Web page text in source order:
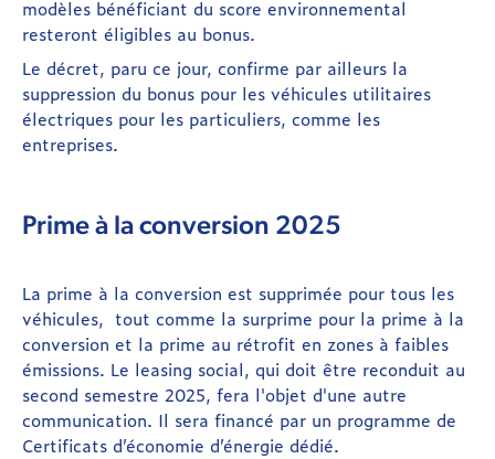
modèles bénéficiant du score environnemental
resteront éligibles au bonus.
Le décret, paru ce jour, confirme par ailleurs la
suppression du bonus pour les véhicules utilitaires
électriques pour les particuliers, comme les
entreprises.
Prime à la conversion 2025
La prime à la conversion est supprimée pour tous les
véhicules, tout comme la surprime pour la prime à la
conversion et la prime au rétrofit en zones à faibles
émissions. Le leasing social, qui doit être reconduit au
second semestre 2025, fera l'objet d'une autre
communication. Il sera financé par un programme de
Certificats d’économie d’énergie dédié.